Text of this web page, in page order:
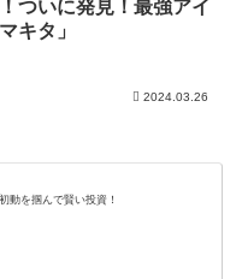
ついに発見！最強アイ
キタ」
2024.03.26
動を掴んで賢い投資！